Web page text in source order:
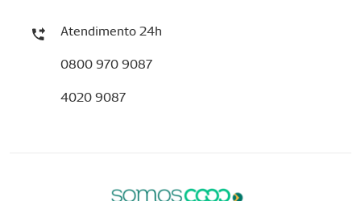
Atendimento 24h
0800 970 9087
4020 9087